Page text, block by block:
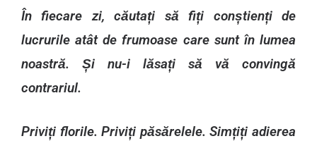
În fiecare zi, căutați să fiți conștienți de
lucrurile atât de frumoase care sunt în lumea
noastră. Și nu-i lăsați să vă convingă
contrariul.
Priviți florile. Priviți păsărelele. Simțiți adierea